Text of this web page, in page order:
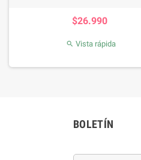
$26.990
 Vista rápida
BOLETÍN